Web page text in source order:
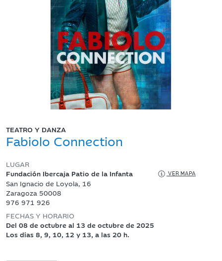
TEATRO Y DANZA
Fabiolo Connection
LUGAR
Fundación Ibercaja Patio de la Infanta
VER MAPA
San Ignacio de Loyola, 16
Zaragoza 50008
976 971 926
FECHAS Y HORARIO
Del 08 de octubre al 13 de octubre de 2025
Los días 8, 9, 10, 12 y 13, a las 20 h.